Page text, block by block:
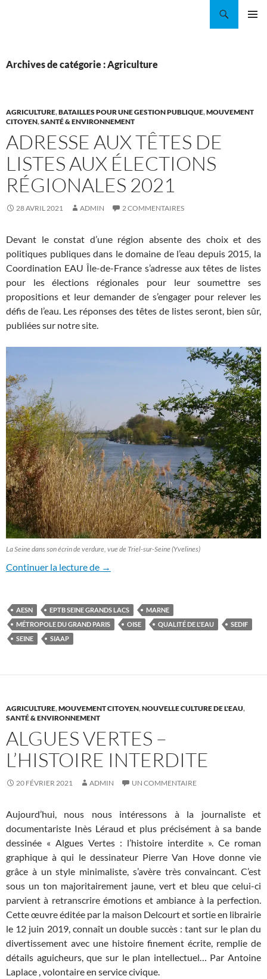
Archives de catégorie : Agriculture
AGRICULTURE,BATAILLES POUR UNE GESTION PUBLIQUE,MOUVEMENT
CITOYEN,SANTÉ & ENVIRONNEMENT
ADRESSE AUX TÊTES DE
LISTES AUX ÉLECTIONS
RÉGIONALES 2021
28 AVRIL 2021 ADMIN 2 COMMENTAIRES
Devant le constat d’une région absente des choix et des
politiques publiques dans le domaine de l’eau depuis 2015, la
Coordination EAU Île-de-France s’adresse aux têtes de listes
pour les élections régionales pour leur soumettre ses
propositions et leur demander de s’engager pour relever les
défis de l’eau. Les réponses des têtes de listes seront, bien sûr,
publiées sur notre site.
La Seine dans son écrin de verdure, vue de Triel-sur-Seine (Yvelines)
Continuer la lecture de Adresse aux têtes de listes aux
→
AESN EPTB SEINE GRANDS LACS
MARNE
MÉTROPOLE DU GRAND PARIS
OISE QUALITÉ DE L'EAU
SEDIF
SEINE
SIAAP
AGRICULTURE,MOUVEMENT CITOYEN,NOUVELLE CULTURE DE L'EAU,
SANTÉ & ENVIRONNEMENT
ALGUES VERTES –
L’HISTOIRE INTERDITE
20 FÉVRIER 2021 ADMIN UN COMMENTAIRE
Aujourd’hui, nous nous intéressons à la journaliste et
documentariste Inès Léraud et plus précisément à sa bande
dessinée « Algues Vertes : l’histoire interdite ». Ce roman
graphique à qui le dessinateur Pierre Van Hove donne vie
grâce à un style minimaliste, s’avère très convaincant. C’est
sous un ton majoritairement jaune, vert et bleu que celui-ci
parvient à retranscrire émotions et ambiance à la perfection.
Cette œuvre éditée par la maison Delcourt et sortie en librairie
le 12 juin 2019, connaît un double succès : tant sur le plan du
divertissement avec une histoire finement écrite, remplie de
détails aguicheurs, que sur le plan intellectuel… Par Antoine
Laplace , volontaire en service civique.